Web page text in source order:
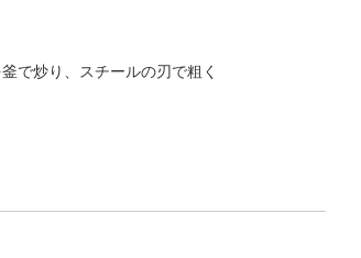
で炒り、スチールの刃で粗く